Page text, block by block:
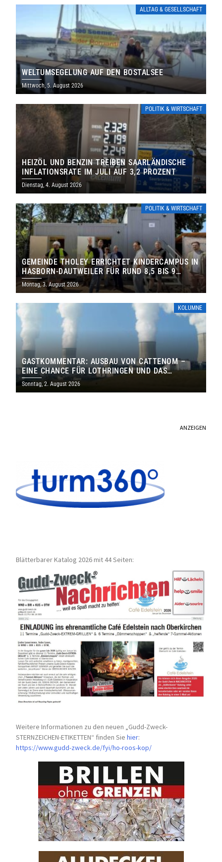
ALLTAG & GESELLSCHAFT
WELTUMSEGELUNG AUF DEN BOSTALSEE
Mittwoch, 5. August 2026
POLITIK & WIRTSCHAFT
HEIZÖL UND BENZIN TREIBEN SAARLÄNDISCHE
INFLATIONSRATE IM JULI AUF 3,2 PROZENT
Dienstag, 4. August 2026
POLITIK & WIRTSCHAFT
GEMEINDE THOLEY ERRICHTET KINDERCAMPUS IN
HASBORN-DAUTWEILER FÜR RUND 8,5 BIS 9
MILLIONEN EURO
Montag, 3. August 2026
KOLUMNE
GASTKOMMENTAR: AUSBAU VON CATTENOM –
EINE CHANCE FÜR LOTHRINGEN UND DAS
SAARLAND
Sonntag, 2. August 2026
ANZEIGEN
Blätterbarer Katalog 2026 mit 44 Seiten:
Weitere Informationen zu den neuen „Gudd-Zweck-
STERNZEICHEN-ETIKETTEN“ finden Siehier:
https://www.gudd-zweck.de/fyi/ho-roos-kop/